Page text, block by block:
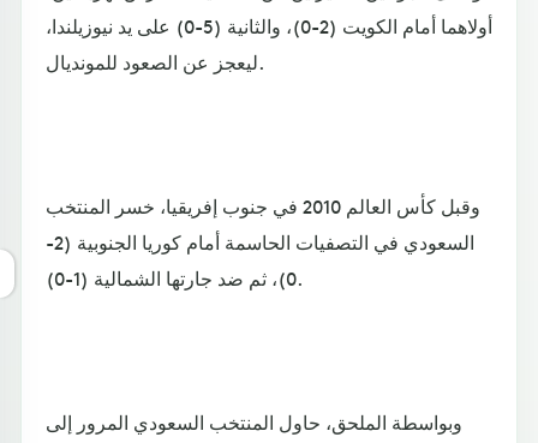
أولاهما أمام الكويت (2-0)، والثانية (5-0) على يد نيوزيلندا،
ليعجز عن الصعود للمونديال.
وقبل كأس العالم 2010 في جنوب إفريقيا، خسر المنتخب
السعودي في التصفيات الحاسمة أمام كوريا الجنوبية (2-
0)، ثم ضد جارتها الشمالية (1-0).
وبواسطة الملحق، حاول المنتخب السعودي المرور إلى